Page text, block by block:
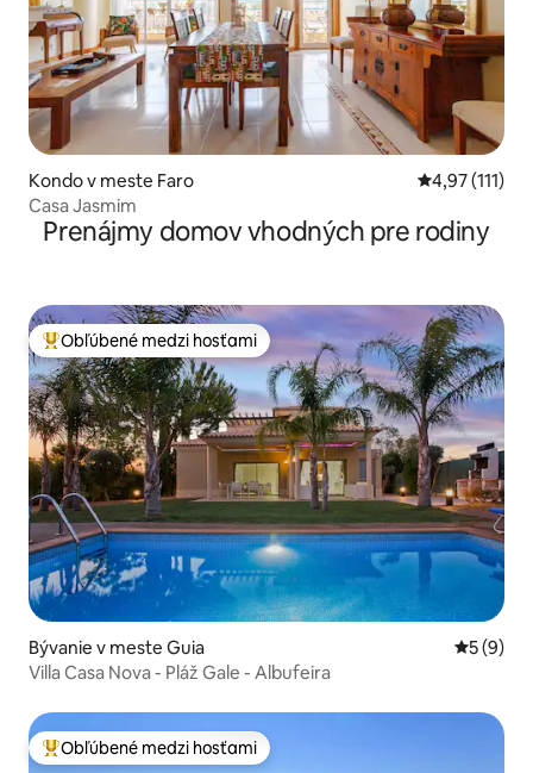
Kondo v meste Faro Priemerné
4,97 (111)
Casa Jasmim
Prenájmy domov vhodných pre rodiny
Najobľúbenejšie medzi hosťami
Obľúbené medzi hosťami
Bývanie v meste Guia
5 (9)
Villa Casa Nova - Pláž Gale - Albufeira
Najobľúbenejšie medzi hosťami
Obľúbené medzi hosťami